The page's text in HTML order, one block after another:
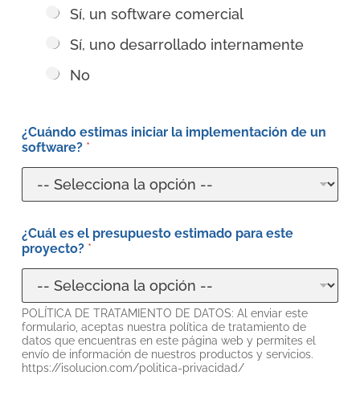
Sí, un software comercial
Sí, uno desarrollado internamente
No
¿Cuándo estimas iniciar la implementación de un
software? *
¿Cuál es el presupuesto estimado para este
proyecto? *
POLÍTICA DE TRATAMIENTO DE DATOS: Al enviar este
formulario, aceptas nuestra política de tratamiento de
datos que encuentras en este página web y permites el
envío de información de nuestros productos y servicios.
https://isolucion.com/politica-privacidad/